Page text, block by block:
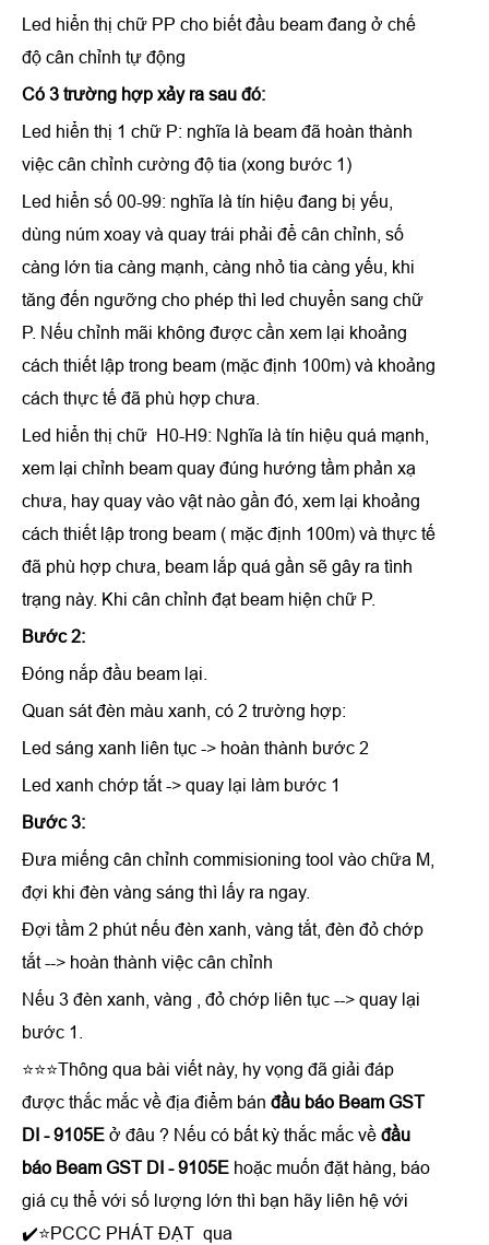
Led hiển thị chữ PP cho biết đầu beam đang ở chế
độ cân chỉnh tự động
Có 3 trường hợp xảy ra sau đó:
Led hiển thị 1 chữ P: nghĩa là beam đã hoàn thành
việc cân chỉnh cường độ tia (xong bước 1)
Led hiển số 00-99: nghĩa là tín hiệu đang bị yếu,
dùng núm xoay và quay trái phải để cân chỉnh, số
càng lớn tia càng mạnh, càng nhỏ tia càng yếu, khi
tăng đến ngưỡng cho phép thì led chuyển sang chữ
P. Nếu chỉnh mãi không được cần xem lại khoảng
cách thiết lập trong beam (mặc định 100m) và khoảng
cách thực tế đã phù hợp chưa.
Led hiển thị chữ H0-H9: Nghĩa là tín hiệu quá mạnh,
xem lại chỉnh beam quay đúng hướng tầm phản xạ
chưa, hay quay vào vật nào gần đó, xem lại khoảng
cách thiết lập trong beam ( mặc định 100m) và thực tế
đã phù hợp chưa, beam lắp quá gần sẽ gây ra tình
trạng này. Khi cân chỉnh đạt beam hiện chữ P.
Bước 2:
Đóng nắp đầu beam lại.
Quan sát đèn màu xanh, có 2 trường hợp:
Led sáng xanh liên tục -> hoàn thành bước 2
Led xanh chớp tắt -> quay lại làm bước 1
Bước 3:
Đưa miếng cân chỉnh commisioning tool vào chữa M,
đợi khi đèn vàng sáng thì lấy ra ngay.
Đợi tầm 2 phút nếu đèn xanh, vàng tắt, đèn đỏ chớp
tắt --> hoàn thành việc cân chỉnh
Nếu 3 đèn xanh, vàng , đỏ chớp liên tục --> quay lại
bước 1.
⭐⭐⭐Thông qua bài viết này, hy vọng đã giải đáp
được thắc mắc về địa điểm bán đầu báo Beam GST
DI - 9105E ở đâu ? Nếu có bất kỳ thắc mắc về đầu
báo Beam GST DI - 9105E hoặc muốn đặt hàng, báo
giá cụ thể với số lượng lớn thì bạn hãy liên hệ với
✔️⭐PCCC PHÁT ĐẠT qua